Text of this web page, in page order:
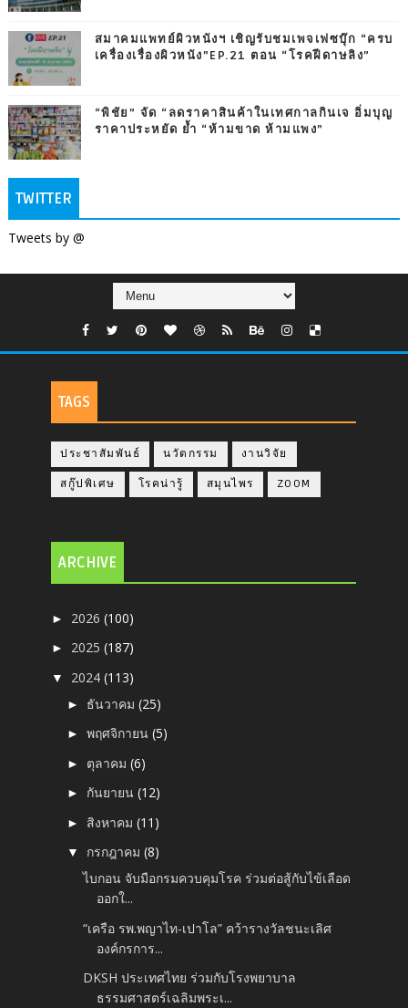
สมาคมแพทย์ผิวหนังฯ เชิญรับชมเพจเฟซบุ๊ก “ครบ
เครื่องเรื่องผิวหนัง”EP.21 ตอน “โรคฝีดาษลิง”
“พิชัย” จัด “ลดราคาสินค้าในเทศกาลกินเจ อิ่มบุญ
ราคาประหยัด ย้ำ “ห้ามขาด ห้ามแพง”
TWITTER
Tweets by @
TAGS
ประชาสัมพันธ์ นวัตกรรม งานวิจัย
สกู๊ปพิเศษ โรคน่ารู้ สมุนไพร ZOOM
ARCHIVE
► 2026(100)
► 2025(187)
▼ 2024(113)
► ธันวาคม(25)
►พฤศจิกายน(5)
► ตุลาคม(6)
► กันยายน(12)
► สิงหาคม(11)
▼ กรกฎาคม(8)
ไบกอน จับมือกรมควบคุมโรค ร่วมต่อสู้กับไข้เลือด
ออกใ...
“เครือ รพ.พญาไท-เปาโล” คว้ารางวัลชนะเลิศ
องค์กรการ...
DKSH ประเทศไทย ร่วมกับโรงพยาบาล
ธรรมศาสตร์เฉลิมพระเ...